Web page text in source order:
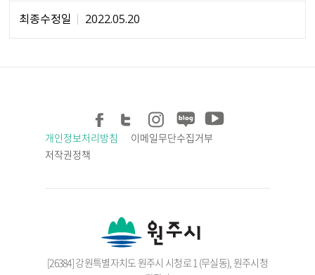
최종수정일 2022.05.20
개인정보처리방침
이메일무단수집거부
저작권정책
[26384] 강원특별자치도 원주시 시청로 1 (무실동), 원주시청